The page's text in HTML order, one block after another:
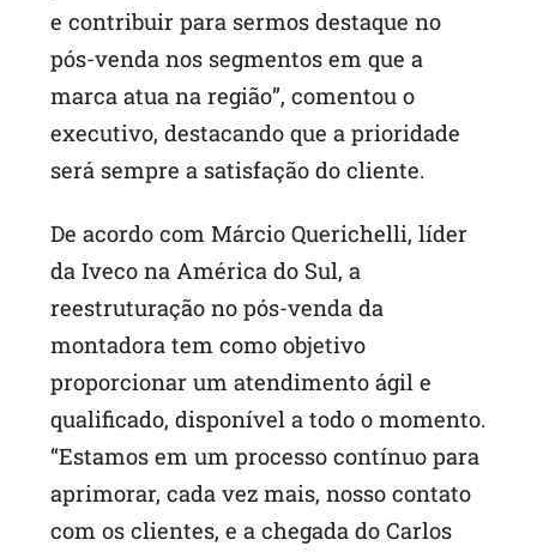
e contribuir para sermos destaque no
pós-venda nos segmentos em que a
marca atua na região”, comentou o
executivo, destacando que a prioridade
será sempre a satisfação do cliente.
De acordo com Márcio Querichelli, líder
da Iveco na América do Sul, a
reestruturação no pós-venda da
montadora tem como objetivo
proporcionar um atendimento ágil e
qualificado, disponível a todo o momento.
“Estamos em um processo contínuo para
aprimorar, cada vez mais, nosso contato
com os clientes, e a chegada do Carlos